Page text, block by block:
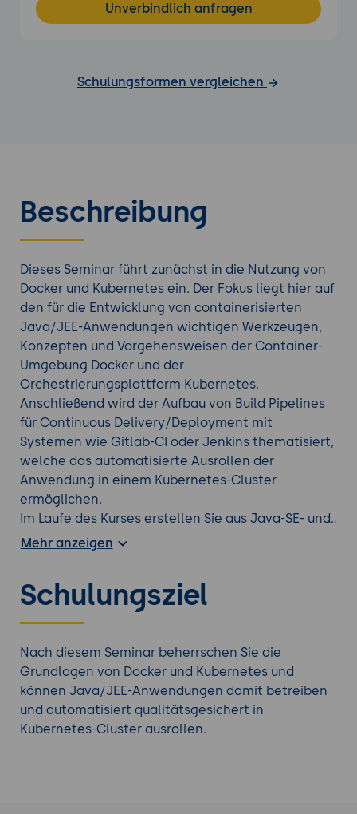
Unverbindlich anfragen
Schulungsformen vergleichen
Beschreibung
Dieses Seminar führt zunächst in die Nutzung von
Docker und Kubernetes ein. Der Fokus liegt hier auf
den für die Entwicklung von containerisierten
Java/JEE-Anwendungen wichtigen Werkzeugen,
Konzepten und Vorgehensweisen der Container-
Umgebung Docker und der
Orchestrierungsplattform Kubernetes.
Anschließend wird der Aufbau von Build Pipelines
für Continuous Delivery/Deployment mit
Systemen wie Gitlab-CI oder Jenkins thematisiert,
welche das automatisierte Ausrollen der
Anwendung in einem Kubernetes-Cluster
ermöglichen.
Im Laufe des Kurses erstellen Sie aus Java-SE- und
-EE-Anwendungen lauffähige Container-Images,
Pipeline für Continuous Delivery. Dabei wird auch
auf die Möglichkeiten und Problemstellungen der
Auf der Suche nach einem anderenDevOps
Training?
Mehr anzeigen
Schulungsziel
Nach diesem Seminar beherrschen Sie die
Grundlagen von Docker und Kubernetes und
können Java/JEE-Anwendungen damit betreiben
und automatisiert qualitätsgesichert in
Kubernetes-Cluster ausrollen.